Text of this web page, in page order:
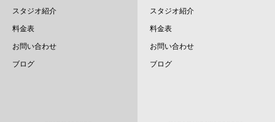
2025.1
2024.12
2024.11
スタジオ紹介
料金表
お問い合わせ
ブログ
スタジオ紹介
料金表
お問い合わせ
ブログ